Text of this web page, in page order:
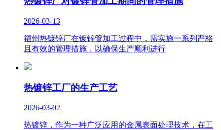
2026-03-13
福州热镀锌厂在镀锌管加工过程中，需实施一系列严格
且有效的管理措施，以确保生产顺利进行
热镀锌工厂的生产工艺
2026-03-02
热镀锌，作为一种广泛应用的金属表面处理技术，在工